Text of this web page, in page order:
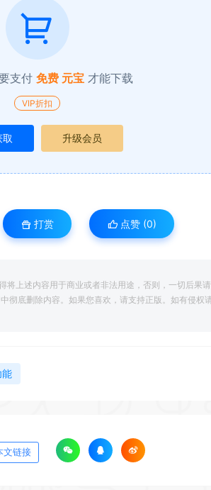
支付 免费 元宝 才能下载
VIP折扣
升级会员
打赏 点赞 (0)
上述内容用于商业或者非法用途，否则，一切后果
底删除内容。如果您喜欢，请支持正版。如有侵权
能
文链接